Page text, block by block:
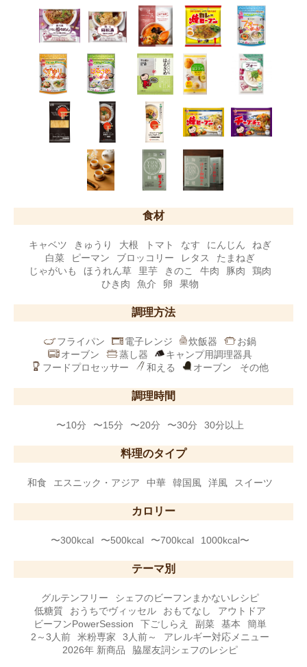
食材
キャベツ きゅうり 大根 トマト なす にんじん
ねぎ
白菜
ピーマン ブロッコリー レタス
たまねぎ
じゃがいも
ほうれん草 里芋 きのこ 牛肉 豚肉
鶏肉
ひき肉
魚介 卵 果物
調理方法
フライパン 電子レンジ 炊飯器
お鍋
オーブン
蒸し器
キャンプ用調理器具
フードプロセッサー
和える オーブン その他
調理時間
〜10分 〜15分 〜20分 〜30分 30分以上
料理のタイプ
和食 エスニック・アジア 中華 韓国風 洋風 スイーツ
カロリー
〜300kcal 〜500kcal 〜700kcal 1000kcal〜
テーマ別
グルテンフリー
シェフのビーフンまかないレシピ
低糖質
おうちでヴィッセル おもてなし
アウトドア
ビーフンPowerSession
下ごしらえ 副菜 基本
簡単
2～3人前
米粉専家 3人前～
アレルギー対応メニュー
2026年 新商品
脇屋友詞シェフのレシピ